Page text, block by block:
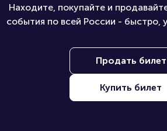
Находите, покупайте и
события по всей России - быстро,
Продать билет
Купить билет